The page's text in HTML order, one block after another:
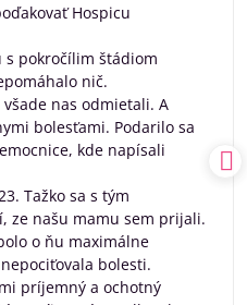
5
Hospicu
s pokročílim štádiom
nič.
nas odmietali. A
bolesťami. Podarilo sa
kde napísali
Tažko sa s tým
ze našu mamu sem prijali.
o ňu maximálne
bolesti.
príjemný a ochotný